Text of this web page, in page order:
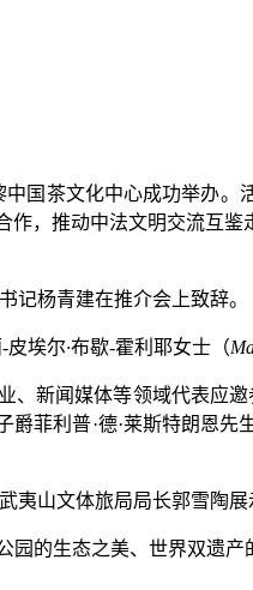
国茶文化中心成功举办
，推动中法文明交流互
记杨青建在推介会上致辞。
-皮埃尔·布歇-霍利耶女士（
新闻媒体等领域代表应
爵菲利普·德·莱斯特朗恩先
山文体旅局局长郭雪陶展
园的生态之美、世界双遗